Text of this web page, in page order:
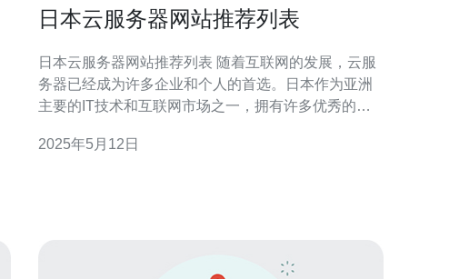
日本云服务器网站推荐列表
日本云服务器网站推荐列表 随着互联网的发展，云服
务器已经成为许多企业和个人的首选。日本作为亚洲
主要的IT技术和互联网市场之一，拥有许多优秀的云
务器网站，帮助您选择适合自己需求的服务。 1.
2025年5月12日